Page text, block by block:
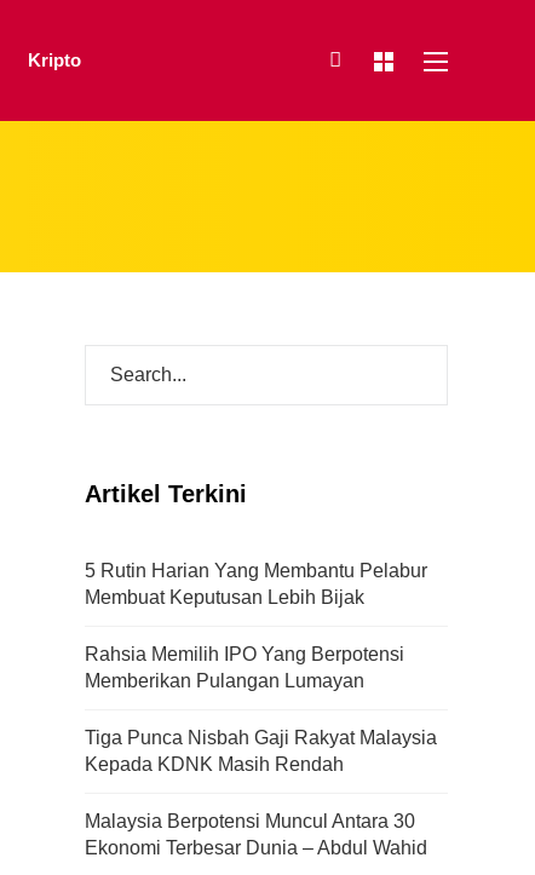
Kripto
Artikel Terkini
5 Rutin Harian Yang Membantu Pelabur
Membuat Keputusan Lebih Bijak
Rahsia Memilih IPO Yang Berpotensi
Memberikan Pulangan Lumayan
Tiga Punca Nisbah Gaji Rakyat Malaysia
Kepada KDNK Masih Rendah
Malaysia Berpotensi Muncul Antara 30
Ekonomi Terbesar Dunia – Abdul Wahid